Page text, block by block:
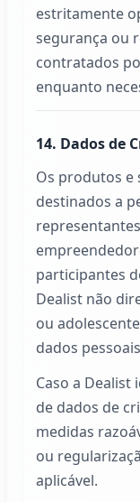
estritamente
segurança ou
contratados
enquanto
14. Dados de
Os produtos e
destinados a
participantes
Dealist não
ou
dados
Caso a Dealist
de dados de
medidas
ou
aplicável.